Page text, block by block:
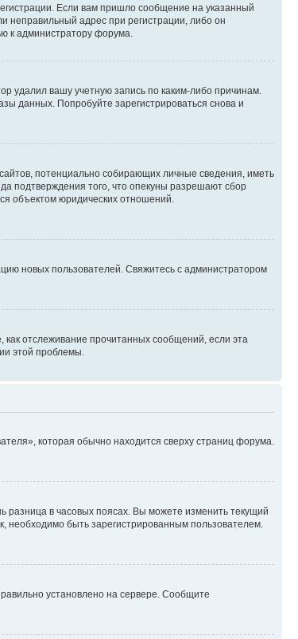
Если вам пришло сообщение на указанный
неправильный адрес при регистрации, либо он
к администратору форума.
удалил вашу учетную запись по каким-либо причинам.
данных. Попробуйте зарегистрироваться снова и
потенциально собирающих личные сведения, иметь
подтверждения того, что опекуны разрешают сбор
объектом юридических отношений.
новых пользователей. Свяжитесь с администратором
отслеживание прочитанных сообщений, если эта
этой проблемы.
которая обычно находится сверху страниц форума.
в часовых поясах. Вы можете изменить текущий
необходимо быть зарегистрированным пользователем.
установлено на сервере. Сообщите